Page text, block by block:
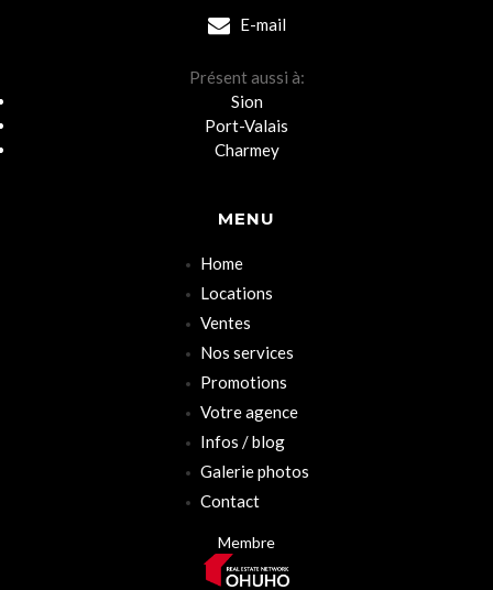
Membre
MENU
Home
Locations
Ventes
Nos services
Promotions
Votre agence
Infos / blog
Galerie photos
Contact
E-mail
Présent aussi à:
Sion
Port-Valais
Charmey